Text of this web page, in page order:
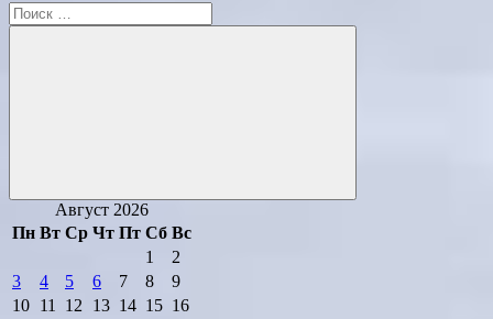
Поиск
для:
Поиск
Август 2026
Пн Вт Ср Чт Пт Сб Вс
1
2
3
4 5 6 7 8
9
10 11 12 13 14 15 16